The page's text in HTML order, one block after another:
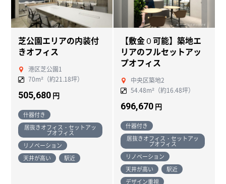
芝公園エリアの内装付
きオフィス
港区芝公園1
70m²（約21.18坪）
505,680 円
什器付き
居抜きオフィス・セットアッ
プオフィス
リノベーション
天井が高い
駅近
【敷金０可能】築地エ
リアのフルセットアッ
プオフィス
中央区築地2
54.48m²（約16.48坪）
696,670 円
什器付き
居抜きオフィス・セットアッ
プオフィス
リノベーション
天井が高い
駅近
デザイン重視